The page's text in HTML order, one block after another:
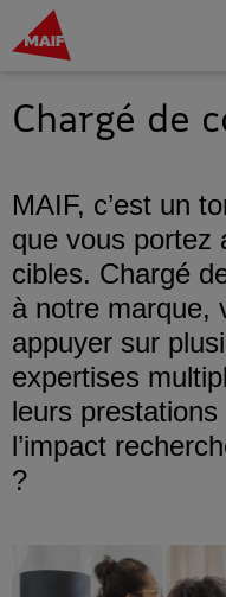
MAIF Entreprise
Chargé de
MAIF, c’est un
que vous portez
cibles. Chargé
à notre marque,
appuyer sur
expertises
leurs prestations
l’impact
?